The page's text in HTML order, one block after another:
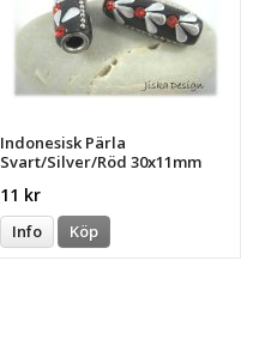
Indonesisk Pärla
Svart/Silver/Röd 30x11mm
11 kr
Info Köp